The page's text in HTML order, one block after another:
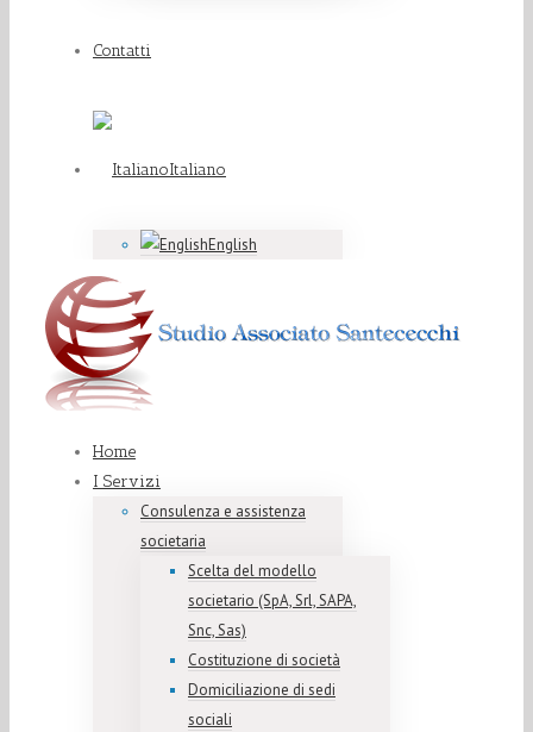
Contatti
Italiano
English
Home
I Servizi
Consulenza e assistenza
societaria
Scelta del modello
societario (SpA, Srl, SAPA,
Snc, Sas)
Costituzione di società
Domiciliazione di sedi
sociali